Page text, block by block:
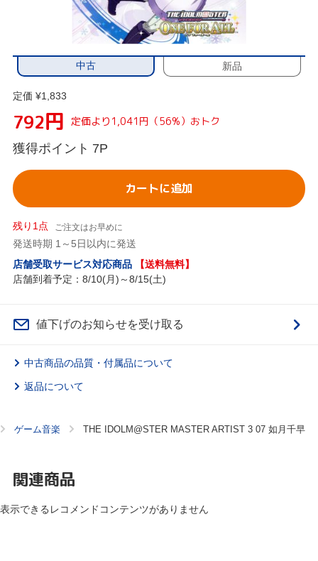
中古 新品
定価 ¥1,833
792円 定価より1,041円（56%）おトク
獲得ポイント 7P
カートに追加
残り1点 ご注文はお早めに
発送時期 1～5日以内に発送
店舗受取サービス対応商品
【送料無料】
店舗到着予定：8/10(月)～8/15(土)
値下げのお知らせを受け取る
中古商品の品質・付属品について
返品について
ゲーム音楽 THE IDOLM@STER MASTER ARTIST 3 07 如月千早
関連商品
表示できるレコメンドコンテンツがありません